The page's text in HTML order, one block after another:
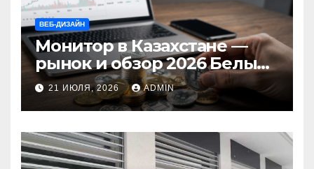
ВЕБ-ДИЗАЙН
Монитор в Казахстане —
рынок и обзор 2026 Белый
Ветер Shop.kz
21 ИЮЛЯ, 2026 ADMIN